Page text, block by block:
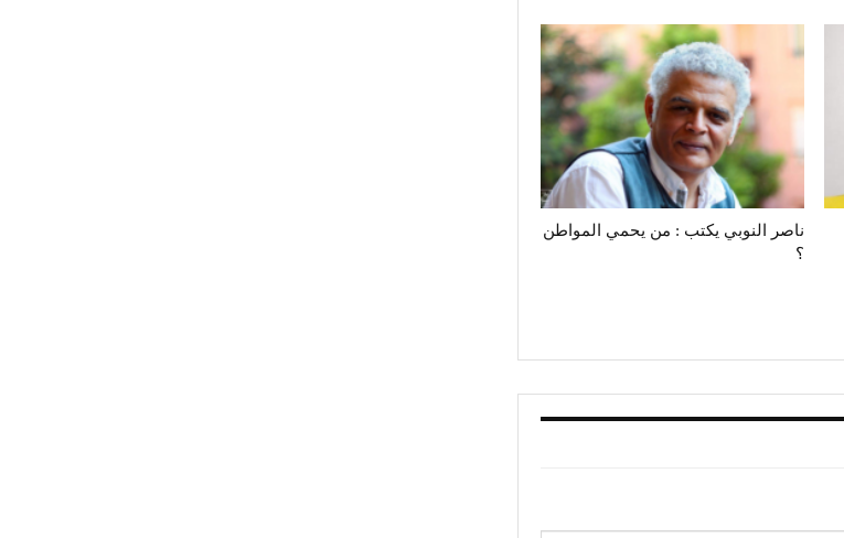
ناصر النوبي يكتب : من يحمي المواطن
؟